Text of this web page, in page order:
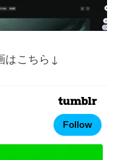
はこちら↓